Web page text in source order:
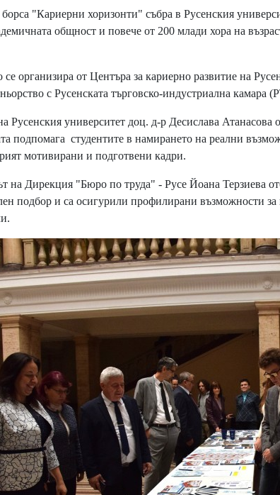
"Кариерни хоризонти" събра в Русенския
общност и повече от 200 млади хора на
организира от Центъра за кариерно развитие на
с Русенската търговско-индустриална камара
Русенския университет доц. д-р Десислава
подпомага студентите в намирането на реални
мотивирани и подготвени кадри.
на Дирекция "Бюро по труда" - Русе Йоана Терзиева
подбор и са осигурили профилирани възможности